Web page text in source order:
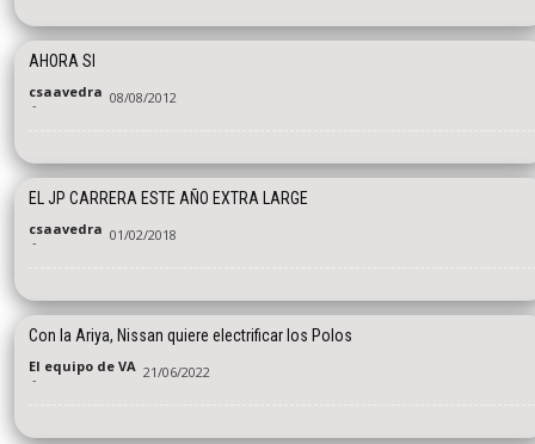
AHORA SI
csaavedra
- 08/08/2012
EL JP CARRERA ESTE AÑO EXTRA LARGE
csaavedra
- 01/02/2018
Con la Ariya, Nissan quiere electrificar los Polos
El equipo de VA
- 21/06/2022